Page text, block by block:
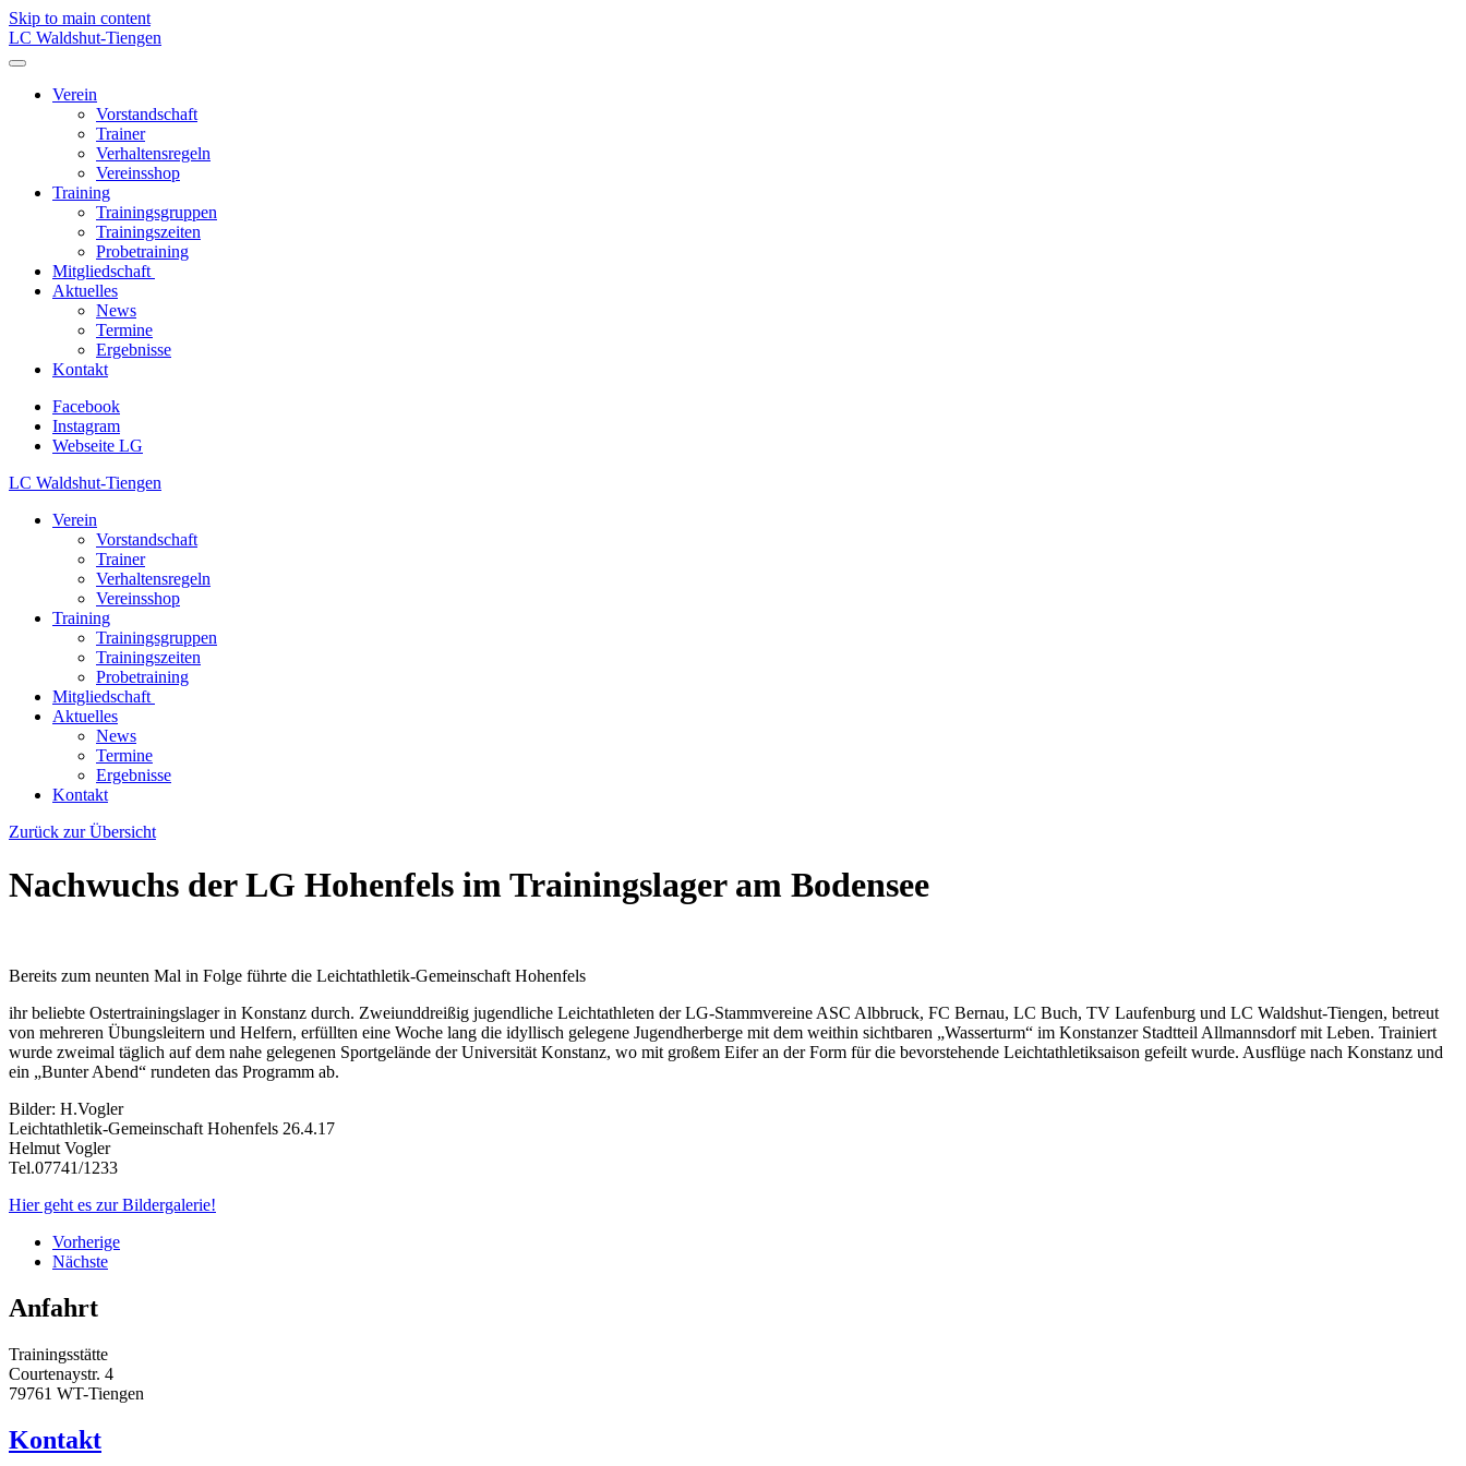
Skip to main content
LC Waldshut-Tiengen
Verein
Vorstandschaft
Trainer
Verhaltensregeln
Vereinsshop
Training
Trainingsgruppen
Trainingszeiten
Probetraining
Mitgliedschaft
Aktuelles
News
Termine
Ergebnisse
Kontakt
Facebook
Instagram
Webseite LG
LC Waldshut-Tiengen
Verein
Vorstandschaft
Trainer
Verhaltensregeln
Vereinsshop
Training
Trainingsgruppen
Trainingszeiten
Probetraining
Mitgliedschaft
Aktuelles
News
Termine
Ergebnisse
Kontakt
Zurück zur Übersicht
Nachwuchs der LG Hohenfels im Trainingslager am Bodensee
Bereits zum neunten Mal in Folge führte die Leichtathletik-Gemeinschaft Hohenfels
ihr beliebte Ostertrainingslager in Konstanz durch. Zweiunddreißig jugendliche Leichtathleten der LG-Stammvereine ASC Albbruck, FC Bernau, LC Buch, TV Laufenburg und LC Waldshut-Tiengen, betreut
von mehreren Übungsleitern und Helfern, erfüllten eine Woche lang die idyllisch gelegene Jugendherberge mit dem weithin sichtbaren „Wasserturm“ im Konstanzer Stadtteil Allmannsdorf mit Leben. Trainiert
wurde zweimal täglich auf dem nahe gelegenen Sportgelände der Universität Konstanz, wo mit großem Eifer an der Form für die bevorstehende Leichtathletiksaison gefeilt wurde. Ausflüge nach Konstanz und
ein „Bunter Abend“ rundeten das Programm ab.
Bilder: H.Vogler
Leichtathletik-Gemeinschaft Hohenfels 26.4.17
Helmut Vogler
Tel.07741/1233
Hier geht es zur Bildergalerie!
Vorherige
Nächste
Anfahrt
Trainingsstätte
Courtenaystr. 4
79761 WT-Tiengen
Kontakt